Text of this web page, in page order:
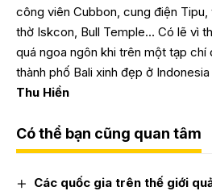
công viên Cubbon, cung điện
thờ Iskcon, Bull Temple… Có lẽ vì
quá ngoa ngôn khi trên một tạp
thành phố Bali xinh đẹp ở
Thu Hiền
Có thể bạn cũng quan tâm
Các quốc gia trên thế giới